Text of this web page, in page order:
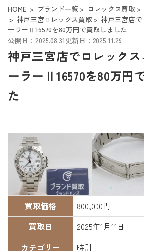
HOME ブランド一覧 ロレックス買取
神戸三宮ロレックス買取
神戸三宮店で
ーラーⅡ16570を80万円で買取しました
公開日：2025.08.31更新日：2025.11.29
神戸三宮店でロレックス
ーラーⅡ16570を80万円
た
買取価格
800,000円
買取日
2025年1月11日
カテゴリー
時計